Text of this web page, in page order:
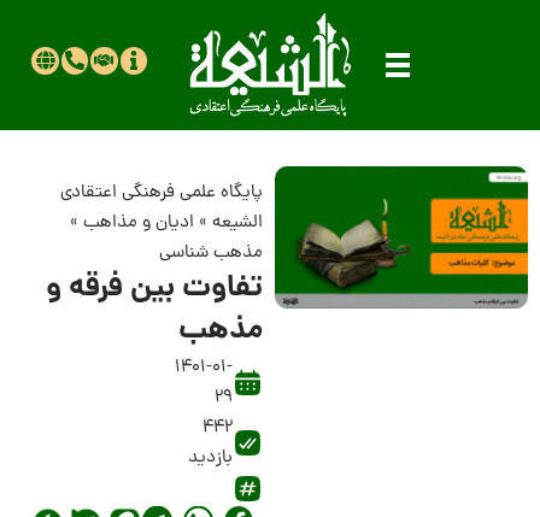
پایگاه علمی فرهنگی اعتقادی
الشیعه» ادیان و مذاهب»
مذهب شناسی
تفاوت بین فرقه و
مذهب
1401-01-
29
442
بازدید